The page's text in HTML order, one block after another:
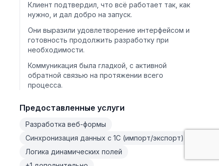
Клиент подтвердил, что всё работает так, как
нужно, и дал добро на запуск.
Они выразили удовлетворение интерфейсом и
готовность продолжить разработку при
необходимости.
Коммуникация была гладкой, с активной
обратной связью на протяжении всего
процесса.
Предоставленные услуги
Разработка веб-формы
Синхронизация данных с 1С (импорт/экспорт)
Логика динамических полей